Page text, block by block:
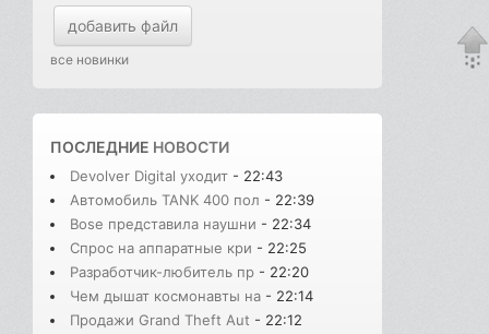
добавить файл
все новинки
ПОСЛЕДНИЕ НОВОСТИ
Devolver Digital уходит - 22:43
Автомобиль TANK 400 пол - 22:39
Bose представила наушни - 22:34
Спрос на аппаратные кри - 22:25
Разработчик-любитель пр - 22:20
Чем дышат космонавты на - 22:14
Продажи Grand Theft Aut - 22:12